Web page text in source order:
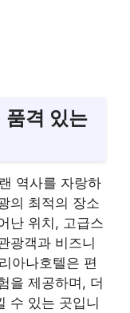
품격 있는
역사를 자랑하
의 최적의 장소
난 위치, 고급스
광객과 비즈니
아나호텔은 편
을 제공하며, 더
수 있는 곳입니